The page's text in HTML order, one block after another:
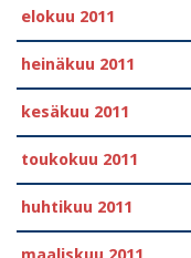
elokuu 2011
heinäkuu 2011
kesäkuu 2011
toukokuu 2011
huhtikuu 2011